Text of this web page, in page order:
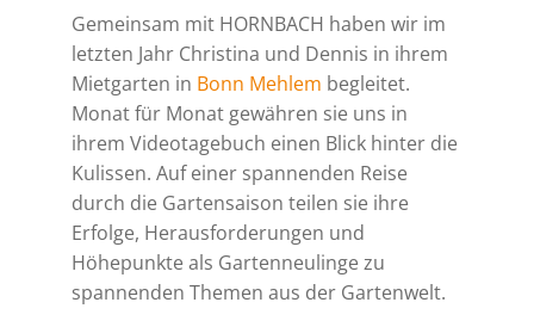
Gemeinsam mit HORNBACH haben wir im
letzten Jahr Christina und Dennis in ihrem
Mietgarten in Bonn Mehlem begleitet.
Monat für Monat gewähren sie uns in
ihrem Videotagebuch einen Blick hinter die
Kulissen. Auf einer spannenden Reise
durch die Gartensaison teilen sie ihre
Erfolge, Herausforderungen und
Höhepunkte als Gartenneulinge zu
spannenden Themen aus der Gartenwelt.